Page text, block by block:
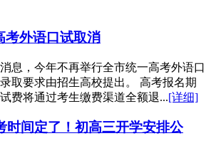
考外语口试取消
息，今年不再举行全市统一高考外语口
取要求由招生高校提出。 高考报名期
费将通过考生缴费渠道全额退...[详细]
时间定了！初高三开学安排公